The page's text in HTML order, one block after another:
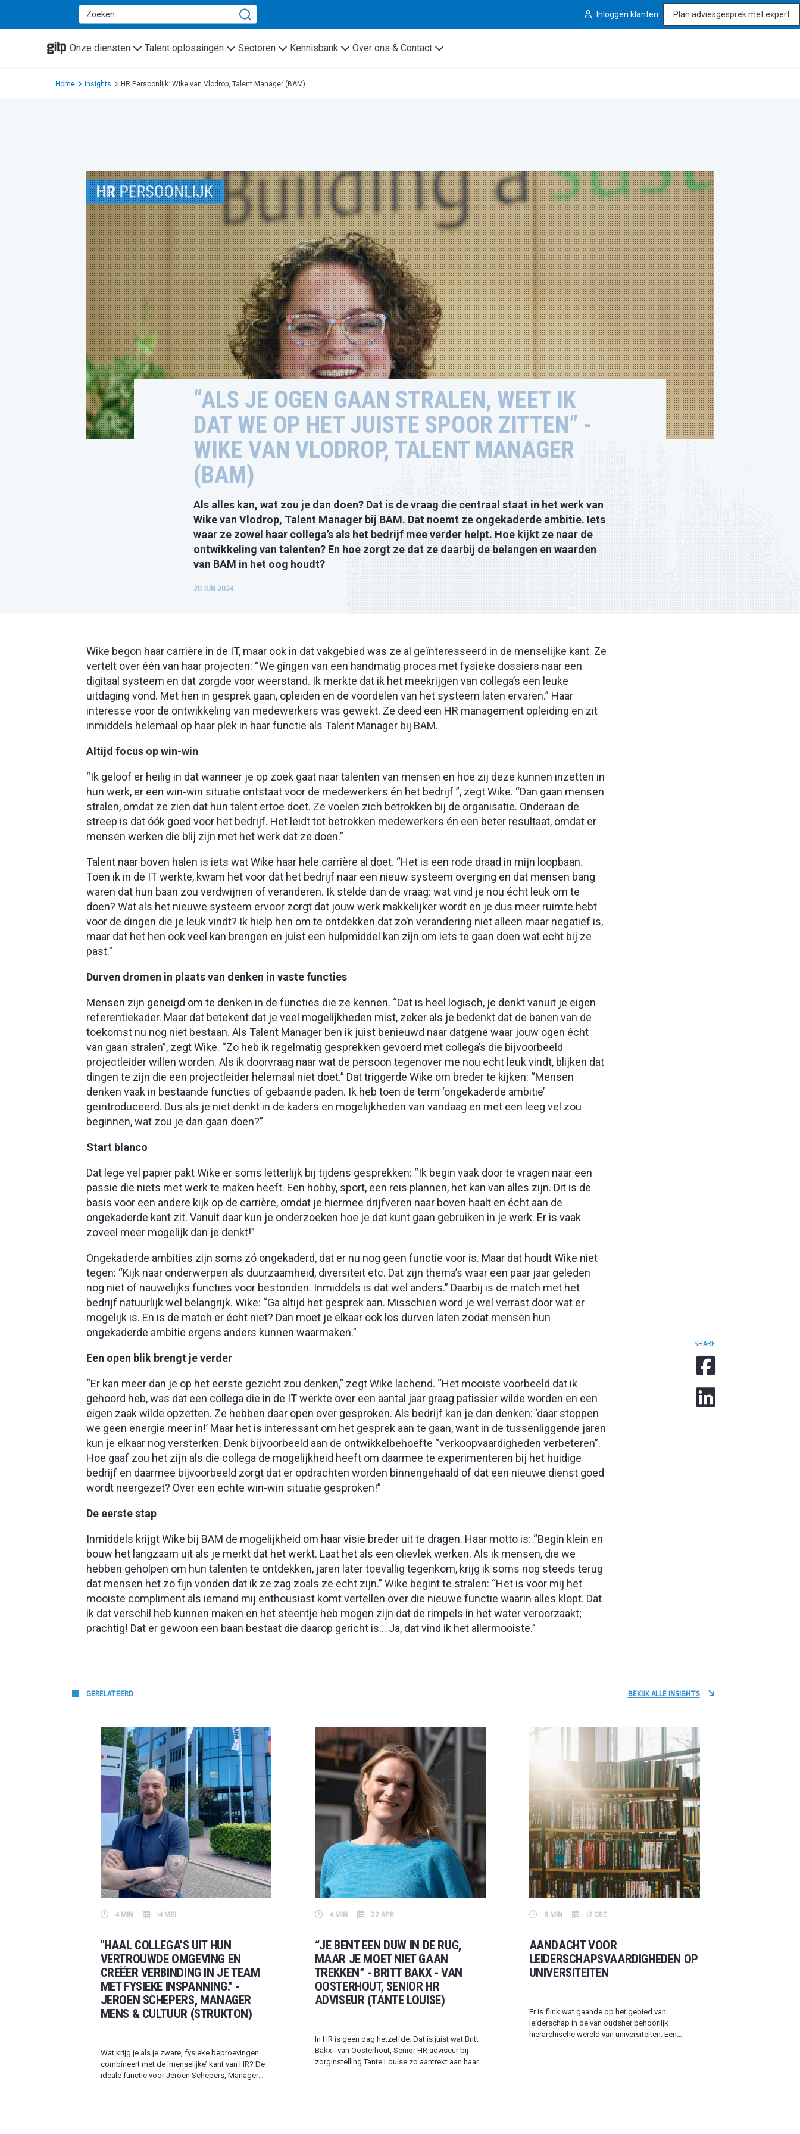
Inloggen klanten Plan adviesgesprek met expert
GITP Onze diensten Talent oplossingen Sectoren Kennisbank Over ons & Contact
Home Insights HR Persoonlijk: Wike van Vlodrop, Talent Manager (BAM)
“ALS JE OGEN GAAN STRALEN, WEET IK
DAT WE OP HET JUISTE SPOOR ZITTEN” -
WIKE VAN VLODROP, TALENT MANAGER
(BAM)
Als alles kan, wat zou je dan doen? Dat is de vraag die centraal staat in het werk van
Wike van Vlodrop, Talent Manager bij BAM. Dat noemt ze ongekaderde ambitie. Iets
waar ze zowel haar collega’s als het bedrijf mee verder helpt. Hoe kijkt ze naar de
ontwikkeling van talenten? En hoe zorgt ze dat ze daarbij de belangen en waarden
van BAM in het oog houdt?
20 JUN 2024
SHARE
Wike begon haar carrière in de IT, maar ook in dat vakgebied was ze al geïnteresseerd in de menselijke kant. Ze
vertelt over één van haar projecten: “We gingen van een handmatig proces met fysieke dossiers naar een
digitaal systeem en dat zorgde voor weerstand. Ik merkte dat ik het meekrijgen van collega’s een leuke
uitdaging vond. Met hen in gesprek gaan, opleiden en de voordelen van het systeem laten ervaren.” Haar
interesse voor de ontwikkeling van medewerkers was gewekt. Ze deed een HR management opleiding en zit
inmiddels helemaal op haar plek in haar functie als Talent Manager bij BAM.
Altijd focus op win-win
“Ik geloof er heilig in dat wanneer je op zoek gaat naar talenten van mensen en hoe zij deze kunnen inzetten in
hun werk, er een win-win situatie ontstaat voor de medewerkers én het bedrijf ”, zegt Wike. “Dan gaan mensen
stralen, omdat ze zien dat hun talent ertoe doet. Ze voelen zich betrokken bij de organisatie. Onderaan de
streep is dat óók goed voor het bedrijf. Het leidt tot betrokken medewerkers én een beter resultaat, omdat er
mensen werken die blij zijn met het werk dat ze doen.”
Talent naar boven halen is iets wat Wike haar hele carrière al doet. “Het is een rode draad in mijn loopbaan.
Toen ik in de IT werkte, kwam het voor dat het bedrijf naar een nieuw systeem overging en dat mensen bang
waren dat hun baan zou verdwijnen of veranderen. Ik stelde dan de vraag: wat vind je nou écht leuk om te
doen? Wat als het nieuwe systeem ervoor zorgt dat jouw werk makkelijker wordt en je dus meer ruimte hebt
voor de dingen die je leuk vindt? Ik hielp hen om te ontdekken dat zo’n verandering niet alleen maar negatief is,
maar dat het hen ook veel kan brengen en juist een hulpmiddel kan zijn om iets te gaan doen wat echt bij ze
past.”
Durven dromen in plaats van denken in vaste functies
Mensen zijn geneigd om te denken in de functies die ze kennen. “Dat is heel logisch, je denkt vanuit je eigen
referentiekader. Maar dat betekent dat je veel mogelijkheden mist, zeker als je bedenkt dat de banen van de
toekomst nu nog niet bestaan. Als Talent Manager ben ik juist benieuwd naar datgene waar jouw ogen écht
van gaan stralen”, zegt Wike. “Zo heb ik regelmatig gesprekken gevoerd met collega’s die bijvoorbeeld
projectleider willen worden. Als ik doorvraag naar wat de persoon tegenover me nou echt leuk vindt, blijken dat
dingen te zijn die een projectleider helemaal niet doet.” Dat triggerde Wike om breder te kijken: “Mensen
denken vaak in bestaande functies of gebaande paden. Ik heb toen de term ‘ongekaderde ambitie’
geïntroduceerd. Dus als je niet denkt in de kaders en mogelijkheden van vandaag en met een leeg vel zou
beginnen, wat zou je dan gaan doen?”
Start blanco
Dat lege vel papier pakt Wike er soms letterlijk bij tijdens gesprekken: “Ik begin vaak door te vragen naar een
passie die niets met werk te maken heeft. Een hobby, sport, een reis plannen, het kan van alles zijn. Dit is de
basis voor een andere kijk op de carrière, omdat je hiermee drijfveren naar boven haalt en écht aan de
ongekaderde kant zit. Vanuit daar kun je onderzoeken hoe je dat kunt gaan gebruiken in je werk. Er is vaak
zoveel meer mogelijk dan je denkt!”
Ongekaderde ambities zijn soms zó ongekaderd, dat er nu nog geen functie voor is. Maar dat houdt Wike niet
tegen: “Kijk naar onderwerpen als duurzaamheid, diversiteit etc. Dat zijn thema’s waar een paar jaar geleden
nog niet of nauwelijks functies voor bestonden. Inmiddels is dat wel anders.” Daarbij is de match met het
bedrijf natuurlijk wel belangrijk. Wike: “Ga altijd het gesprek aan. Misschien word je wel verrast door wat er
mogelijk is. En is de match er écht niet? Dan moet je elkaar ook los durven laten zodat mensen hun
ongekaderde ambitie ergens anders kunnen waarmaken.”
Een open blik brengt je verder
“Er kan meer dan je op het eerste gezicht zou denken,” zegt Wike lachend. “Het mooiste voorbeeld dat ik
gehoord heb, was dat een collega die in de IT werkte over een aantal jaar graag patissier wilde worden en een
eigen zaak wilde opzetten. Ze hebben daar open over gesproken. Als bedrijf kan je dan denken: ‘daar stoppen
we geen energie meer in!’ Maar het is interessant om het gesprek aan te gaan, want in de tussenliggende jaren
kun je elkaar nog versterken. Denk bijvoorbeeld aan de ontwikkelbehoefte “verkoopvaardigheden verbeteren”.
Hoe gaaf zou het zijn als die collega de mogelijkheid heeft om daarmee te experimenteren bij het huidige
bedrijf en daarmee bijvoorbeeld zorgt dat er opdrachten worden binnengehaald of dat een nieuwe dienst goed
wordt neergezet? Over een echte win-win situatie gesproken!”
De eerste stap
Inmiddels krijgt Wike bij BAM de mogelijkheid om haar visie breder uit te dragen. Haar motto is: “Begin klein en
bouw het langzaam uit als je merkt dat het werkt. Laat het als een olievlek werken. Als ik mensen, die we
hebben geholpen om hun talenten te ontdekken, jaren later toevallig tegenkom, krijg ik soms nog steeds terug
dat mensen het zo fijn vonden dat ik ze zag zoals ze echt zijn.” Wike begint te stralen: “Het is voor mij het
mooiste compliment als iemand mij enthousiast komt vertellen over die nieuwe functie waarin alles klopt. Dat
ik dat verschil heb kunnen maken en het steentje heb mogen zijn dat de rimpels in het water veroorzaakt;
prachtig! Dat er gewoon een baan bestaat die daarop gericht is... Ja, dat vind ik het allermooiste.”
GERELATEERD BEKIJK ALLE INSIGHTS
4 MIN 14 MEI
"HAAL COLLEGA’S UIT HUN
VERTROUWDE OMGEVING EN
CREËER VERBINDING IN JE TEAM
MET FYSIEKE INSPANNING." -
JEROEN SCHEPERS, MANAGER
MENS & CULTUUR (STRUKTON)
Wat krijg je als je zware, fysieke beproevingen
combineert met de ‘menselijke’ kant van HR? De
ideale functie voor Jeroen Schepers, Manager
4 MIN 22 APR
“JE BENT EEN DUW IN DE RUG,
MAAR JE MOET NIET GAAN
TREKKEN” - BRITT BAKX - VAN
OOSTERHOUT, SENIOR HR
ADVISEUR (TANTE LOUISE)
In HR is geen dag hetzelfde. Dat is juist wat Britt
Bakx - van Oosterhout, Senior HR adviseur bij
zorginstelling Tante Louise zo aantrekt aan haar
8 MIN 12 DEC
AANDACHT VOOR
LEIDERSCHAPSVAARDIGHEDEN OP
UNIVERSITEITEN
Er is flink wat gaande op het gebied van
leiderschap in de van oudsher behoorlijk
hiërarchische wereld van universiteiten. Een